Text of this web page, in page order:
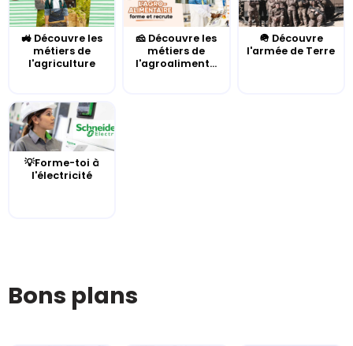
🚜 Découvre les
métiers de
l'agriculture
🧀 Découvre les
métiers de
l'agroaliment...
🪖 Découvre
l'armée de Terre
💡Forme-toi à
l'électricité
Bons plans